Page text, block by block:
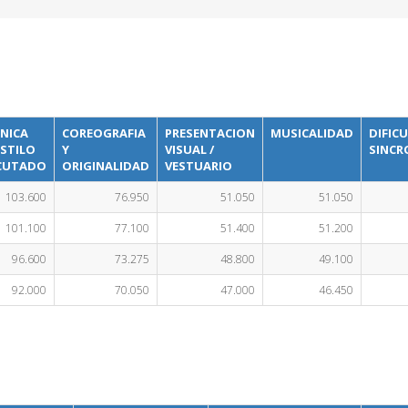
COREOGRAFIA
Y
ORIGINALIDAD
PRESENTACION
VISUAL /
VESTUARIO
MUSICALIDAD
103.600 76.950 51.050
51.050
101.100
77.100 51.400
51.200
96.600
73.275 48.800
49.100
92.000
70.050 47.000 46.450